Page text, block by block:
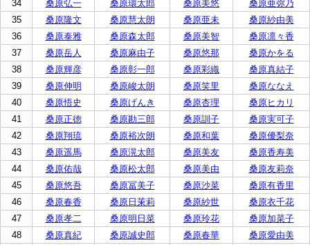
34
桑原弘一 桑原環太郎 桑原美悠
桑原亜弥乃
35
桑原隆文 桑原慧太朗 桑原亜未
桑原紗由美
36
桑原泰雅 桑原森太郎 桑原美智
桑原凛々香
37
桑原岳人 桑原麻由子 桑原悠那
桑原かをる
38
桑原輝彦 桑原彰一郎 桑原彩織
桑原真結子
39
桑原伸明 桑原峻太朗 桑原笑里
桑原ななえ
40
桑原悟史 桑原げんき 桑原杏理
桑原ヒカリ
41
桑原正徳 桑原勘三郎 桑原訓子
桑原実可子
42
桑原翔琉 桑原裕次朗 桑原和葉
桑原優梨奈
43
桑原遥馬 桑原滉太郎 桑原美友
桑原香寿美
44
桑原佑哉 桑原松太郎 桑原美由
桑原友莉奈
45
桑原悠吾 桑原冨美子 桑原沙菜
桑原有香里
46
桑原春香 桑原日茉莉 桑原紗世
桑原衣千花
47
桑原孝二 桑原明日菜 桑原玲花
桑原加菜子
48
桑原真紀 桑原誠史郎 桑原春華
桑原愛由美